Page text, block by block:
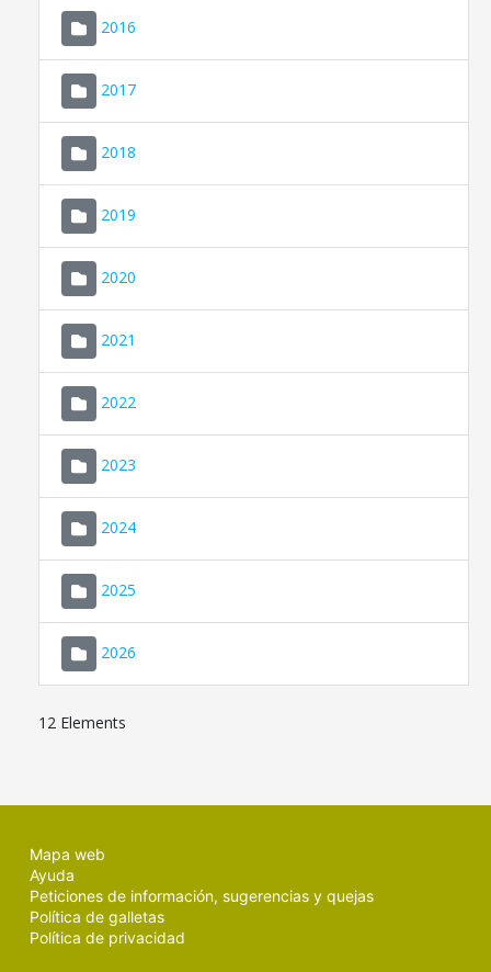
2016
2017
2018
2019
2020
2021
2022
2023
2024
2025
2026
12 Elements
Mapa web
Ayuda
Peticiones de información, sugerencias y quejas
Política de galletas
Política de privacidad